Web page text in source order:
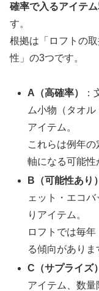
確率で入るアイテ
す。
根拠は「ロフトの
性」の3つです。
A（高確率）
ム小物（タオ
アイテム。
これらは例年
軸になる可能性
B（可能性あり）
ェット・エコ
りアイテム。
ロフトでは毎
る傾向がありま
C（サプライズ）
アイテム、数